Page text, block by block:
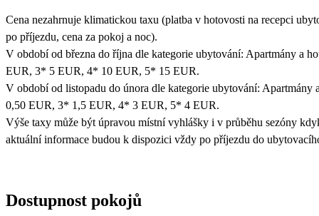
Cena nezahrnuje klimatickou taxu (platba v hotovosti na recepci
po příjezdu, cena za pokoj a noc).
V období od března do října dle kategorie ubytování: Apartmány a
EUR, 3* 5 EUR, 4* 10 EUR, 5* 15 EUR.
V období od listopadu do února dle kategorie ubytování: Apartmány
0,50 EUR, 3* 1,5 EUR, 4* 3 EUR, 5* 4 EUR.
Výše taxy může být úpravou místní vyhlášky i v průběhu sezóny
aktuální informace budou k dispozici vždy po příjezdu do
Dostupnost pokojů